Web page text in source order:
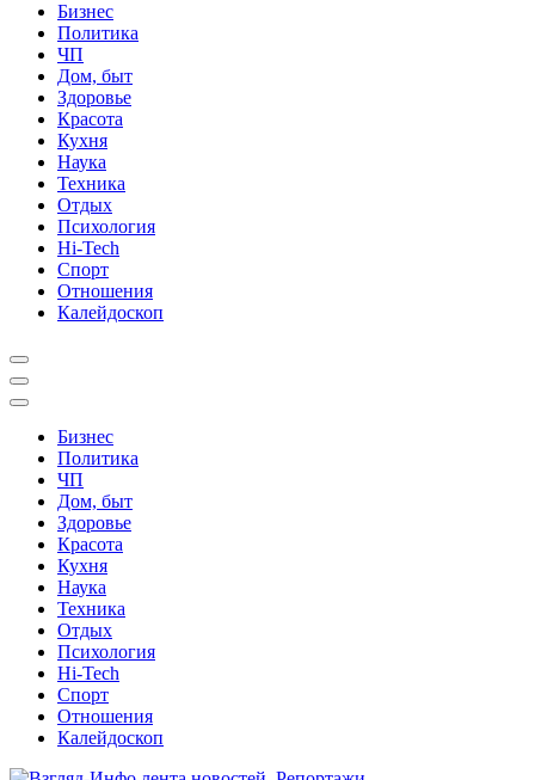
Бизнес
Политика
ЧП
Дом, быт
Здоровье
Красота
Кухня
Наука
Техника
Отдых
Психология
Hi-Tech
Спорт
Отношения
Калейдоскоп
Бизнес
Политика
ЧП
Дом, быт
Здоровье
Красота
Кухня
Наука
Техника
Отдых
Психология
Hi-Tech
Спорт
Отношения
Калейдоскоп